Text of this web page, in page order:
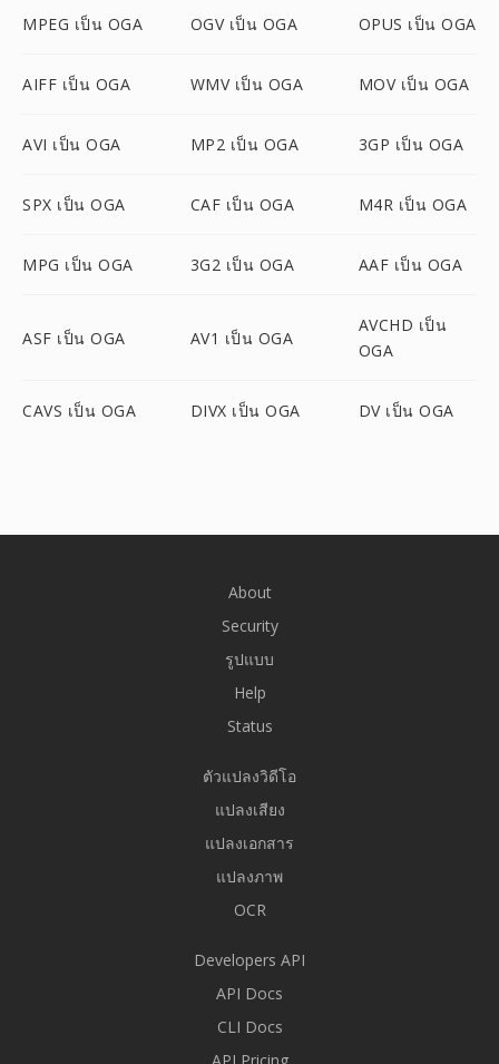
MPEG เป็น OGA OGV เป็น OGA OPUS เป็น OGA
AIFF เป็น OGA WMV เป็น OGA MOV เป็น OGA
AVI เป็น OGA MP2 เป็น OGA 3GP เป็น OGA
SPX เป็น OGA CAF เป็น OGA M4R เป็น OGA
MPG เป็น OGA 3G2 เป็น OGA AAF เป็น OGA
ASF เป็น OGA AV1 เป็น OGA
AVCHD เป็น
OGA
CAVS เป็น OGA DIVX เป็น OGA DV เป็น OGA
About
Security
รูปแบบ
Help
Status
ตัวแปลงวิดีโอ
แปลงเสียง
แปลงเอกสาร
แปลงภาพ
OCR
Developers API
API Docs
CLI Docs